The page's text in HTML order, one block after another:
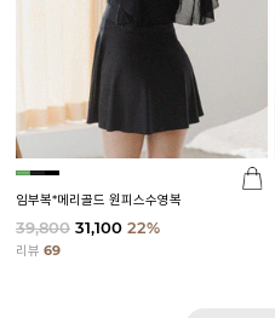
임부복*메리골드 원피스수영복
39,800 31,100 22%
리뷰 69